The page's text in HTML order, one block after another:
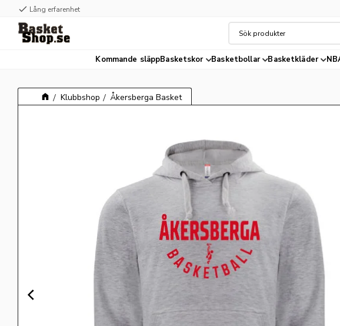
check Lång erfarenhet
check Hög kvalité
Kommande släppBasketskor Basketbollar Basketkläder
Klubbshop Åkersberga Basket